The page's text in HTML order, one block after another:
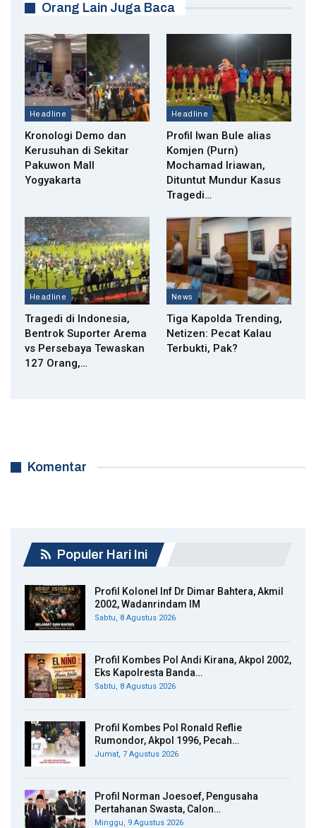
Orang Lain Juga Baca
Headline
Kronologi Demo dan
Kerusuhan di Sekitar
Pakuwon Mall
Yogyakarta
Headline
Profil Iwan Bule alias
Komjen (Purn)
Mochamad Iriawan,
Dituntut Mundur Kasus
Tragedi…
Headline
Tragedi di Indonesia,
Bentrok Suporter Arema
vs Persebaya Tewaskan
127 Orang,…
News
Tiga Kapolda Trending,
Netizen: Pecat Kalau
Terbukti, Pak?
Komentar
Populer Hari Ini
Profil Kolonel Inf Dr Dimar Bahtera, Akmil
2002, Wadanrindam IM
Sabtu, 8 Agustus 2026
Profil Kombes Pol Andi Kirana, Akpol 2002,
Eks Kapolresta Banda…
Sabtu, 8 Agustus 2026
Profil Kombes Pol Ronald Reflie
Rumondor, Akpol 1996, Pecah…
Jumat, 7 Agustus 2026
Profil Norman Joesoef, Pengusaha
Pertahanan Swasta, Calon…
Minggu, 9 Agustus 2026